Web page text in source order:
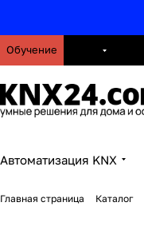
Обучение
Автоматизация KNX
Главная страница Каталог